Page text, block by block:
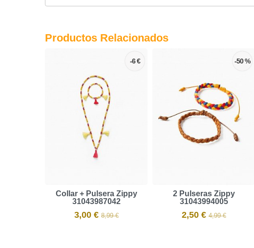
Productos Relacionados
-6 €
Collar + Pulsera Zippy
31043987042
3,00 € 8,99 €
-50 %
2 Pulseras Zippy
31043994005
2,50 € 4,99 €